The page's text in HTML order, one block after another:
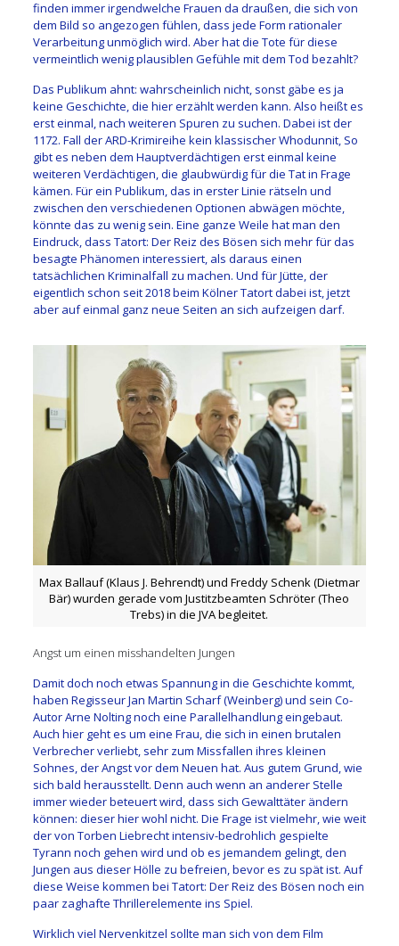
finden immer irgendwelche Frauen da draußen, die sich von
dem Bild so angezogen fühlen, dass jede Form rationaler
Verarbeitung unmöglich wird. Aber hat die Tote für diese
vermeintlich wenig plausiblen Gefühle mit dem Tod bezahlt?
Das Publikum ahnt: wahrscheinlich nicht, sonst gäbe es ja
keine Geschichte, die hier erzählt werden kann. Also heißt es
erst einmal, nach weiteren Spuren zu suchen. Dabei ist der
1172. Fall der ARD-Krimireihe kein klassischer Whodunnit, So
gibt es neben dem Hauptverdächtigen erst einmal keine
weiteren Verdächtigen, die glaubwürdig für die Tat in Frage
kämen. Für ein Publikum, das in erster Linie rätseln und
zwischen den verschiedenen Optionen abwägen möchte,
könnte das zu wenig sein. Eine ganze Weile hat man den
Eindruck, dass Tatort: Der Reiz des Bösen sich mehr für das
besagte Phänomen interessiert, als daraus einen
tatsächlichen Kriminalfall zu machen. Und für Jütte, der
eigentlich schon seit 2018 beim Kölner Tatort dabei ist, jetzt
aber auf einmal ganz neue Seiten an sich aufzeigen darf.
Max Ballauf (Klaus J. Behrendt) und Freddy Schenk (Dietmar
Bär) wurden gerade vom Justitzbeamten Schröter (Theo
Trebs) in die JVA begleitet.
Angst um einen misshandelten Jungen
Damit doch noch etwas Spannung in die Geschichte kommt,
haben Regisseur Jan Martin Scharf (Weinberg) und sein Co-
Autor Arne Nolting noch eine Parallelhandlung eingebaut.
Auch hier geht es um eine Frau, die sich in einen brutalen
Verbrecher verliebt, sehr zum Missfallen ihres kleinen
Sohnes, der Angst vor dem Neuen hat. Aus gutem Grund, wie
sich bald herausstellt. Denn auch wenn an anderer Stelle
immer wieder beteuert wird, dass sich Gewalttäter ändern
können: dieser hier wohl nicht. Die Frage ist vielmehr, wie weit
der von Torben Liebrecht intensiv-bedrohlich gespielte
Tyrann noch gehen wird und ob es jemandem gelingt, den
Jungen aus dieser Hölle zu befreien, bevor es zu spät ist. Auf
diese Weise kommen bei Tatort: Der Reiz des Bösen noch ein
paar zaghafte Thrillerelemente ins Spiel.
Wirklich viel Nervenkitzel sollte man sich von dem Film